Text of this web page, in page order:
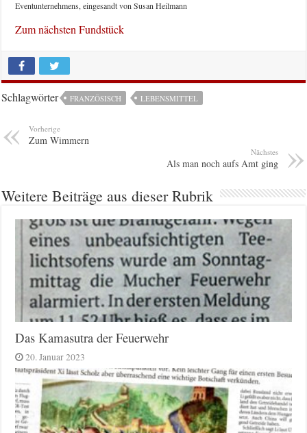
Eventunternehmens, eingesandt von Susan Heilmann
Zum nächsten Fundstück
Schlagwörter FRANZÖSISCH LEBENSMITTEL
Vorherige
Zum Wimmern
Nächstes
Als man noch aufs Amt ging
Weitere Beiträge aus dieser Rubrik
Das Kamasutra der Feuerwehr
20. Januar 2023